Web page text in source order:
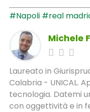
#Napoli #real
Michele
Laureato in
Calabria - UNICAL.
tecnologia. Datemi
con oggettività e in